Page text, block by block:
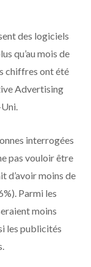
des logiciels
qu’au mois de
chiffres ont été
Advertising
interrogées
pas vouloir être
d’avoir moins de
Parmi les
moins
les publicités